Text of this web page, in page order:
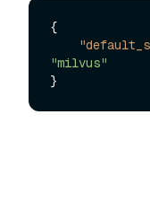
{
"milvus"
}